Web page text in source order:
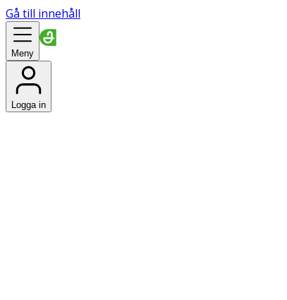
Gå till innehåll
Meny
Logga in